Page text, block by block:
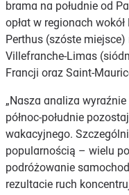
brama na południe od
opłat w regionach
Perthus (szóste
Villefranche-Limas
Francji oraz Saint-
„Nasza analiza
północ-południe
wakacyjnego.
popularnością – wielu
podróżowanie
rezultacie ruch